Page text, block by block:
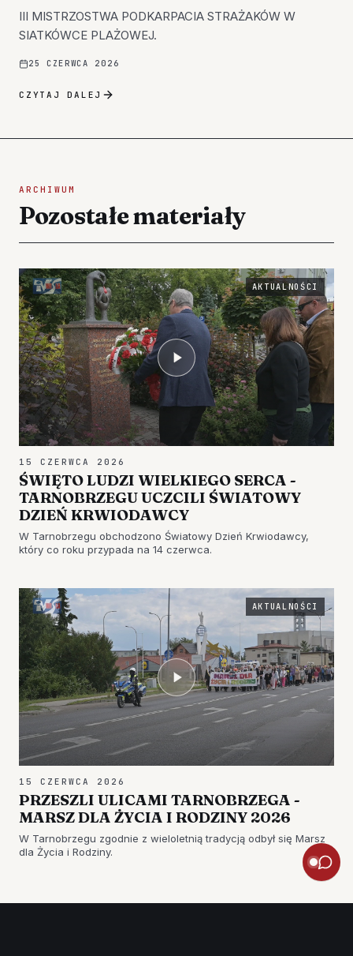
III MISTRZOSTWA PODKARPACIA STRAŻAKÓW W
SIATKÓWCE PLAŻOWEJ.
25 CZERWCA 2026
CZYTAJ DALEJ
ARCHIWUM
Pozostałe materiały
AKTUALNOŚCI
15 CZERWCA 2026
ŚWIĘTO LUDZI WIELKIEGO SERCA -
TARNOBRZEGU UCZCILI ŚWIATOWY
DZIEŃ KRWIODAWCY
W Tarnobrzegu obchodzono Światowy Dzień Krwiodawcy,
który co roku przypada na 14 czerwca.
AKTUALNOŚCI
15 CZERWCA 2026
PRZESZLI ULICAMI TARNOBRZEGA -
MARSZ DLA ŻYCIA I RODZINY 2026
W Tarnobrzegu zgodnie z wieloletnią tradycją odbył się Marsz
dla Życia i Rodziny.